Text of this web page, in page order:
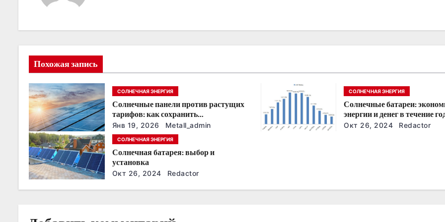
и
я
п
о
з
а
п
с
Похожая запись
СОЛНЕЧНАЯ ЭНЕРГИЯ
Солнечные панели против растущих
тарифов: как сохранить
энергонезависимость в ближайшие
годы
Янв 19, 2026 Metall_admin
СОЛНЕЧНАЯ ЭНЕРГИЯ
Солнечные батареи:
энергии и денег в течение
Окт 26, 2024 Redactor
СОЛНЕЧНАЯ ЭНЕРГИЯ
Солнечная батарея: выбор и
установка
Окт 26, 2024 Redactor